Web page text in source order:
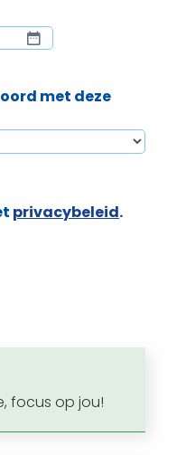
met deze
privacybeleid.
focus op jou!